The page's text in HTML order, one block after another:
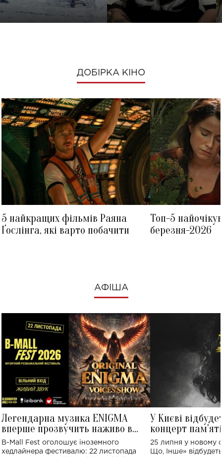
ДОБІРКА КІНО
5 найкращих фільмів Раяна
Ґослінга, які варто побачити
Топ-5
березня-2026
АФІША
Легендарна музика ENIGMA
вперше прозвучить наживо в
Україні: де відбудеться концерт
B-Mall Fest оголошує іноземного
хедлайнера фестивалю: 22 листопада
У Києві
концерт
Клименка:
виконають
25 липня у новому
Що, Інше»